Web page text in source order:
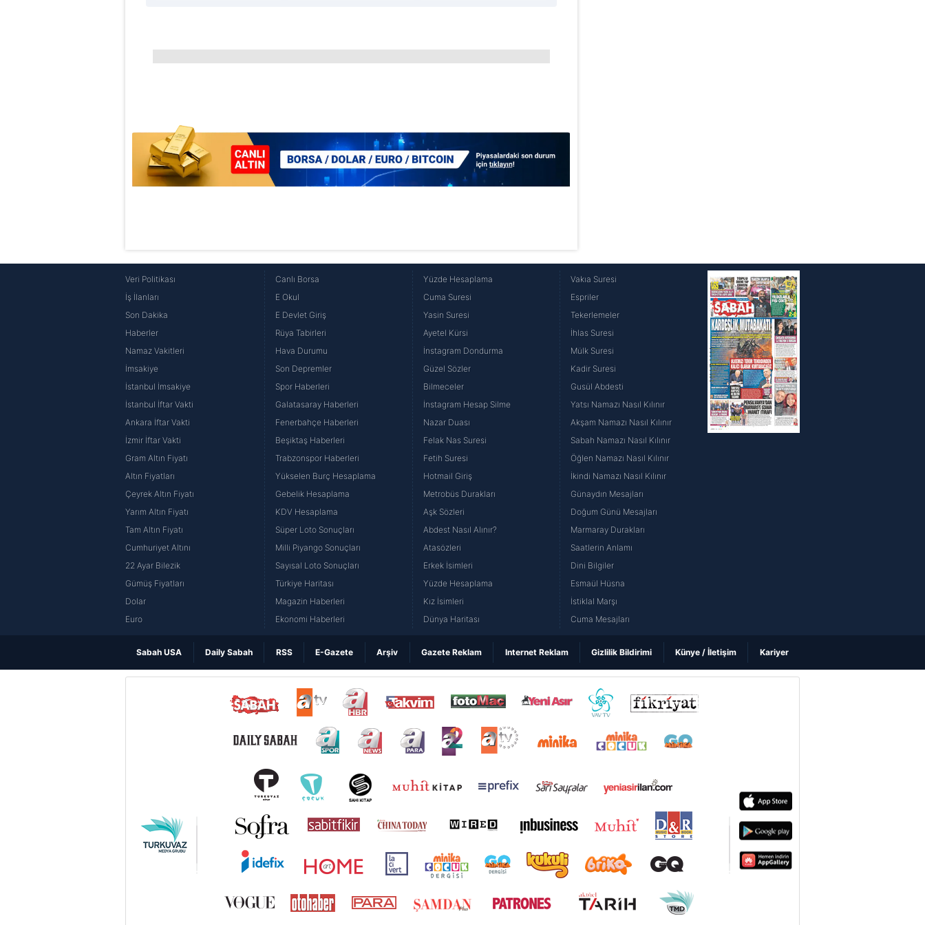
6698 sayılı Kişisel Verilerin Korunması Kanunu uyarınca hazırlanmış Aydınlatma Metnimizi okumak ve sitemizde ilgili
Veri Politikası
İş İlanları
Son Dakika
Haberler
Namaz Vakitleri
İmsakiye
İstanbul İmsakiye
İstanbul İftar Vakti
Ankara İftar Vakti
İzmir İftar Vakti
Gram Altın Fiyatı
Altın Fiyatları
Çeyrek Altın Fiyatı
Yarım Altın Fiyatı
Tam Altın Fiyatı
Cumhuriyet Altını
22 Ayar Bilezik
Gümüş Fiyatları
Dolar
Euro
Canlı Borsa
E Okul
E Devlet Giriş
Rüya Tabirleri
Hava Durumu
Son Depremler
Spor Haberleri
Galatasaray Haberleri
Fenerbahçe Haberleri
Beşiktaş Haberleri
Trabzonspor Haberleri
Yükselen Burç Hesaplama
Gebelik Hesaplama
KDV Hesaplama
Süper Loto Sonuçları
Milli Piyango Sonuçları
Sayısal Loto Sonuçları
Türkiye Haritası
Magazin Haberleri
Ekonomi Haberleri
Yüzde Hesaplama
Cuma Suresi
Yasin Suresi
Ayetel Kürsi
İnstagram Dondurma
Güzel Sözler
Bilmeceler
İnstagram Hesap Silme
Nazar Duası
Felak Nas Suresi
Fetih Suresi
Hotmail Giriş
Metrobüs Durakları
Aşk Sözleri
Abdest Nasıl Alınır?
Atasözleri
Erkek İsimleri
Yüzde Hesaplama
Kız İsimleri
Dünya Haritası
Vakıa Suresi
Espriler
Tekerlemeler
İhlas Suresi
Mülk Suresi
Kadir Suresi
Gusül Abdesti
Yatsı Namazı Nasıl Kılınır
Akşam Namazı Nasıl Kılınır
Sabah Namazı Nasıl Kılınır
Öğlen Namazı Nasıl Kılınır
İkindi Namazı Nasıl Kılınır
Günaydın Mesajları
Doğum Günü Mesajları
Marmaray Durakları
Saatlerin Anlamı
Dini Bilgiler
Esmaül Hüsna
İstiklal Marşı
Cuma Mesajları
Sabah USA Daily Sabah RSS E-Gazete Arşiv Gazete Reklam Internet Reklam Gizlilik Bildirimi Künye / İletişim Kariyer